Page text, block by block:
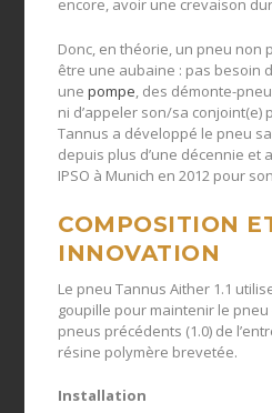
encore, avoir une crevaison
Donc, en théorie, un pneu non
être une aubaine : pas besoin
unepompe, des démonte-
ni d’appeler son/sa conjoint(e)
Tannus a développé le pneu
depuis plus d’une décennie et
IPSO à Munich en 2012 pour
COMPOSITION
INNOVATION
Le pneu Tannus Aither 1.1
goupille pour maintenir le
pneus précédents (1.0) de
résine polymère brevetée.
Installation